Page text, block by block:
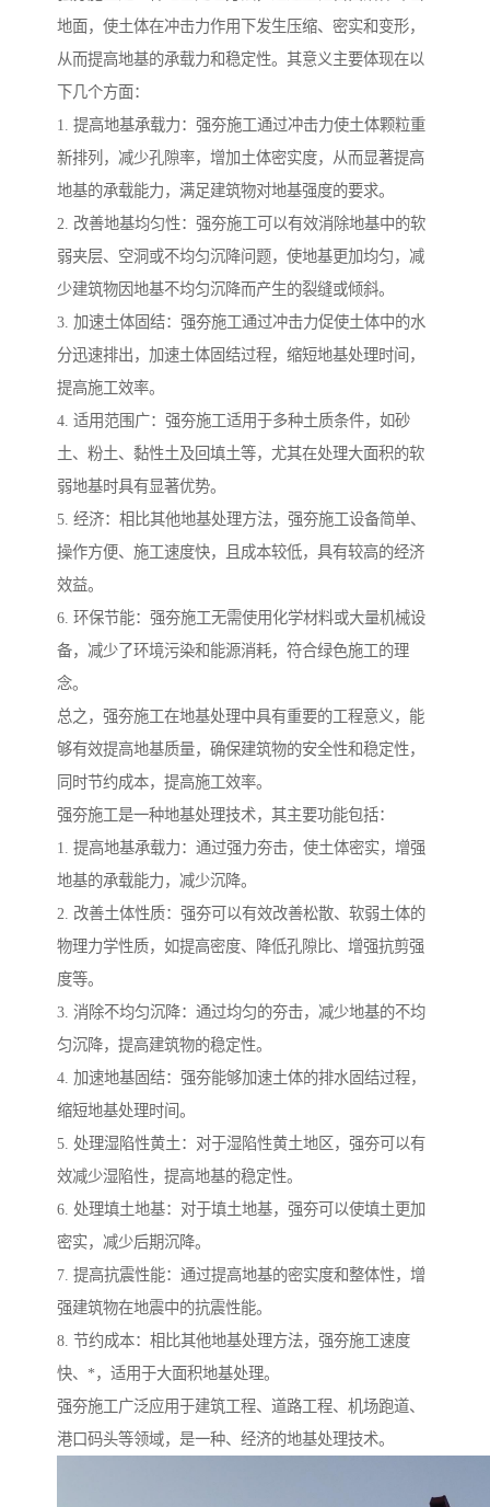
地面，使土体在冲击力作用下发生压缩、密实和变形，
从而提高地基的承载力和稳定性。其意义主要体现在以
下几个方面：
1. 提高地基承载力：强夯施工通过冲击力使土体颗粒重
新排列，减少孔隙率，增加土体密实度，从而显著提高
地基的承载能力，满足建筑物对地基强度的要求。
2. 改善地基均匀性：强夯施工可以有效消除地基中的软
弱夹层、空洞或不均匀沉降问题，使地基更加均匀，减
少建筑物因地基不均匀沉降而产生的裂缝或倾斜。
3. 加速土体固结：强夯施工通过冲击力促使土体中的水
分迅速排出，加速土体固结过程，缩短地基处理时间，
提高施工效率。
4. 适用范围广：强夯施工适用于多种土质条件，如砂
土、粉土、黏性土及回填土等，尤其在处理大面积的软
弱地基时具有显著优势。
5. 经济：相比其他地基处理方法，强夯施工设备简单、
操作方便、施工速度快，且成本较低，具有较高的经济
效益。
6. 环保节能：强夯施工无需使用化学材料或大量机械设
备，减少了环境污染和能源消耗，符合绿色施工的理
念。
总之，强夯施工在地基处理中具有重要的工程意义，能
够有效提高地基质量，确保建筑物的安全性和稳定性，
同时节约成本，提高施工效率。
强夯施工是一种地基处理技术，其主要功能包括：
1. 提高地基承载力：通过强力夯击，使土体密实，增强
地基的承载能力，减少沉降。
2. 改善土体性质：强夯可以有效改善松散、软弱土体的
物理力学性质，如提高密度、降低孔隙比、增强抗剪强
度等。
3. 消除不均匀沉降：通过均匀的夯击，减少地基的不均
匀沉降，提高建筑物的稳定性。
4. 加速地基固结：强夯能够加速土体的排水固结过程，
缩短地基处理时间。
5. 处理湿陷性黄土：对于湿陷性黄土地区，强夯可以有
效减少湿陷性，提高地基的稳定性。
6. 处理填土地基：对于填土地基，强夯可以使填土更加
密实，减少后期沉降。
7. 提高抗震性能：通过提高地基的密实度和整体性，增
强建筑物在地震中的抗震性能。
8. 节约成本：相比其他地基处理方法，强夯施工速度
快、*，适用于大面积地基处理。
强夯施工广泛应用于建筑工程、道路工程、机场跑道、
港口码头等领域，是一种、经济的地基处理技术。